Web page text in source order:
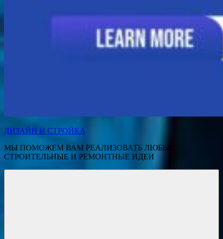
ДИЗАЙН И СТРОЙКА
МЫ ПОМОЖЕМ ВАМ РЕАЛИЗОВАТЬ ЛЮБЫЕ
СТРОИТЕЛЬНЫЕ И РЕМОНТНЫЕ ИДЕИ